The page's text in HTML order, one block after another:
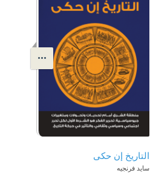
التاريخ إن حكى
سايد فرنجيه